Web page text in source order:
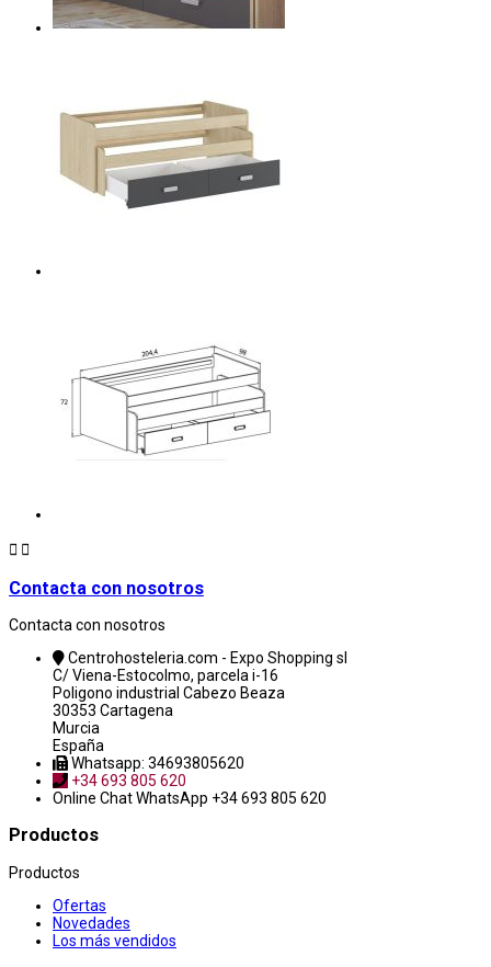
 
Contacta con nosotros
Contacta con nosotros
Centrohosteleria.com - Expo Shopping sl
C/ Viena-Estocolmo, parcela i-16
Poligono industrial Cabezo Beaza
30353 Cartagena
Murcia
España
Whatsapp: 34693805620
+34 693 805 620
Online ChatWhatsApp +34 693 805 620
Productos
Productos
Ofertas
Novedades
Los más vendidos